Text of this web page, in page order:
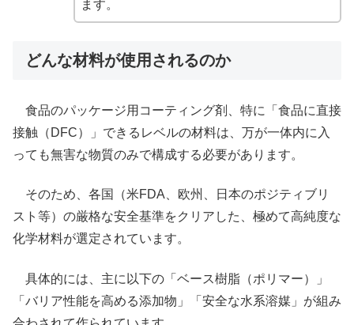
ます。
どんな材料が使用されるのか
食品のパッケージ用コーティング剤、特に「食品に直接
接触（DFC）」できるレベルの材料は、万が一体内に入
っても無害な物質のみで構成する必要があります。
そのため、各国（米FDA、欧州、日本のポジティブリ
スト等）の厳格な安全基準をクリアした、極めて高純度な
化学材料が選定されています。
具体的には、主に以下の「ベース樹脂（ポリマー）」
「バリア性能を高める添加物」「安全な水系溶媒」が組み